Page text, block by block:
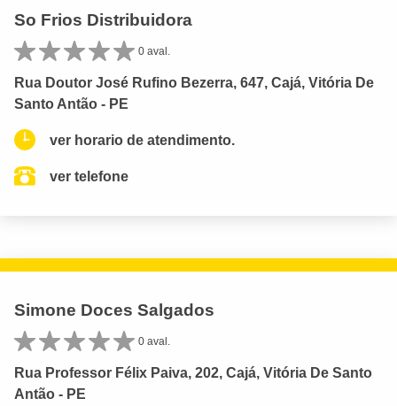
So Frios Distribuidora
0 aval.
Rua Doutor José Rufino Bezerra, 647, Cajá, Vitória De
Santo Antão - PE
ver horario de atendimento.
ver telefone
Simone Doces Salgados
0 aval.
Rua Professor Félix Paiva, 202, Cajá, Vitória De Santo
Antão - PE